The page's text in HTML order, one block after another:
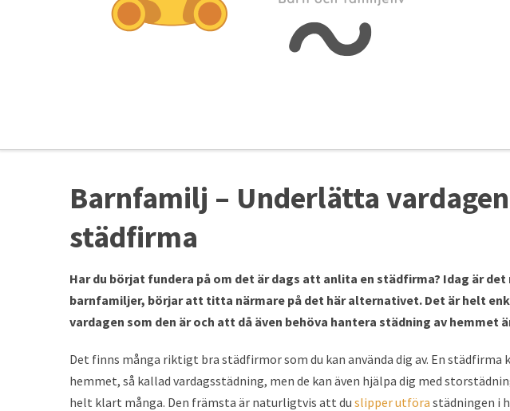
Barnfamilj – Underlätta
städfirma
Har du börjat fundera på om det är dags att anlita en städfirma? Idag är
barnfamiljer, börjar att titta närmare på det här alternativet. Det är helt
vardagen som den är och att då även behöva hantera städning av hemmet
Det finns många riktigt bra städfirmor som du kan använda dig av. En
hemmet, så kallad vardagsstädning, men de kan även hjälpa dig med
helt klart många. Den främsta är naturligtvis att du slipper utföra städningen i